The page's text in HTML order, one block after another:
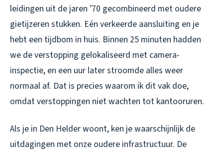
leidingen uit de jaren ’70 gecombineerd met oudere
gietijzeren stukken. Eén verkeerde aansluiting en je
hebt een tijdbom in huis. Binnen 25 minuten hadden
we de verstopping gelokaliseerd met camera-
inspectie, en een uur later stroomde alles weer
normaal af. Dat is precies waarom ik dit vak doe,
omdat verstoppingen niet wachten tot kantooruren.
Als je in Den Helder woont, ken je waarschijnlijk de
uitdagingen met onze oudere infrastructuur. De